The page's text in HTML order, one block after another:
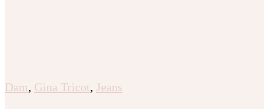
Dam, Gina Tricot, Jeans